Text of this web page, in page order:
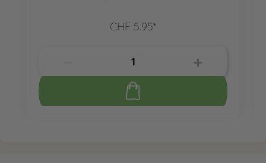
CHF 5.95*